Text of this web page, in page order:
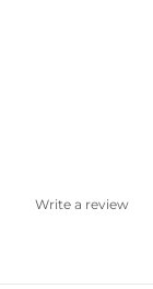
Write a review